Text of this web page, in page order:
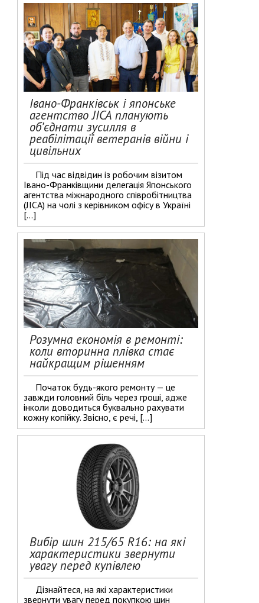
Івано-Франківськ і японське
агентство JICA планують
об’єднати зусилля в
реабілітації ветеранів війни і
цивільних
Під час відвідин із робочим візитом
Івано-Франківщини делегація Японського
агентства міжнародного співробітництва
(JICA) на чолі з керівником офісу в Україні
[…]
Розумна економія в ремонті:
коли вторинна плівка стає
найкращим рішенням
Початок будь-якого ремонту — це
завжди головний біль через гроші, адже
інколи доводиться буквально рахувати
кожну копійку. Звісно, є речі, […]
Вибір шин 215/65 R16: на які
характеристики звернути
увагу перед купівлею
Дізнайтеся, на які характеристики
звернути увагу перед покупкою шин